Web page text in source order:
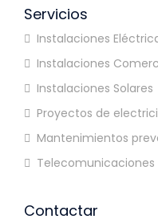
Servicios
Instalaciones
Instalaciones
Instalaciones Solares
Proyectos de
Mantenimientos
Telecomunicaciones
Contactar